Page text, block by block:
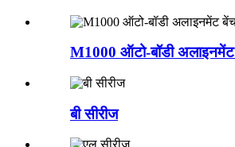
M1000 ऑटो-बॉडी
बी सीरीज